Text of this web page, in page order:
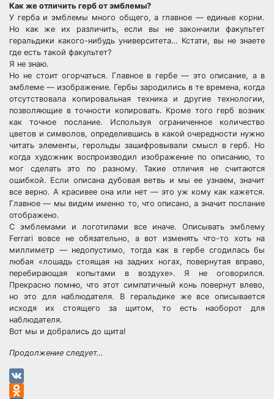
Как же отличить герб от эмблемы?
У герба и эмблемы много общего, а главное — единые корни.
Но как же их различить, если вы не закончили факультет
геральдики какого-нибудь университета… Кстати, вы не знаете
где есть такой факультет?
Я не знаю.
Но не стоит огорчаться. Главное в гербе — это описание, а в
эмблеме — изображение. Гербы зародились в те времена, когда
отсутствовала копировальная техника и другие технологии,
позволяющие в точности копировать. Кроме того герб возник
как точное послание. Используя ограниченное количество
цветов и символов, определившись в какой очередности нужно
читать элементы, герольды зашифровывали смысл в герб. Но
когда художник воспроизводил изображение по описанию, то
мог сделать это по разному. Такие отличия не считаются
ошибкой. Если описана дубовая ветвь и мы ее узнаем, значит
все верно. А красивее она или нет — это уж кому как кажется.
Главное — мы видим именно то, что описано, а значит послание
отображено.
С эмблемами и логотипами все иначе. Описывать эмблему
Ferrari вовсе не обязательно, а вот изменять что-то хоть на
миллиметр — недопустимо, тогда как в гербе сгодилась бы
любая «лошадь стоящая на задних ногах, повернутая вправо,
перебирающая копытами в воздухе». Я не оговорился.
Прекрасно помню, что этот симпатичный конь повернут влево,
но это для наблюдателя. В геральдике же все описывается
исходя их стоящего за щитом, то есть наоборот для
наблюдателя.
Вот мы и добрались до щита!
Продолжение следует…
VK